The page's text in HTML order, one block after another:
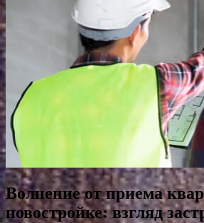
Волнение от приема
новостройке: взгляд